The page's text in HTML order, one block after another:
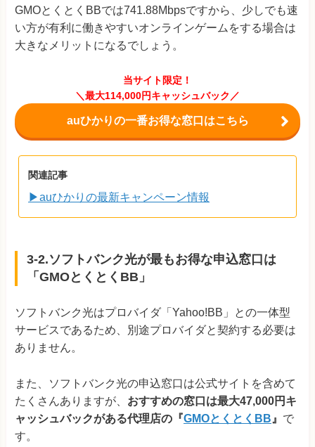
GMOとくとくBBでは741.88Mbpsですから、少しでも速
い方が有利に働きやすいオンラインゲームをする場合は
大きなメリットになるでしょう。
当サイト限定！
＼最大114,000円キャッシュバック／
auひかりの一番お得な窓口はこちら
関連記事
▶auひかりの最新キャンペーン情報
3-2.ソフトバンク光が最もお得な申込窓口は
「GMOとくとくBB」
ソフトバンク光はプロバイダ「Yahoo!BB」との一体型
サービスであるため、別途プロバイダと契約する必要は
ありません。
また、ソフトバンク光の申込窓口は公式サイトを含めて
たくさんありますが、 おすすめの窓口は最大47,000円キ
ャッシュバックがある代理店の『GMOとくとくBB 』 で
す。